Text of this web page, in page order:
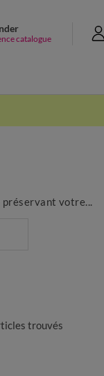
catalogue
votre...
trouvés